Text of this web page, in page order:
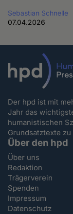
Sebastian Schnelle
07.04.2026
Der hpd ist mit
Jahr das
humanistischen
Grundsatztexte
Über den hpd
Über uns
Redaktion
Trägerverein
Spenden
Impressum
Datenschutz